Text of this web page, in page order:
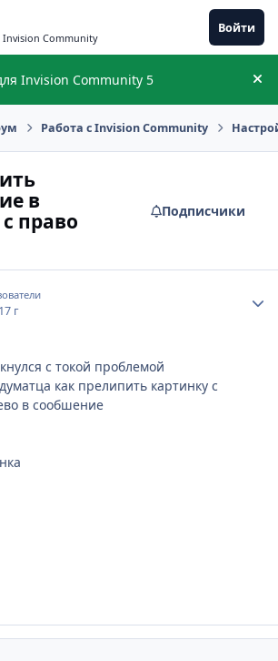
Community
Войти
Invision Community 5
Работа с Invision Community
в
право
Подписчики
17 г
с токой проблемой
как прелипить картинку с
в сообшение